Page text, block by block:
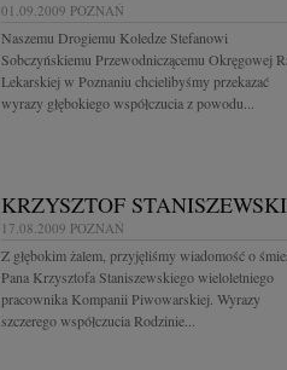
01.09.2009 POZNAŃ
Naszemu Drogiemu Koledze Stefanowi
Sobczyńskiemu Przewodniczącemu Okręgowej
Lekarskiej w Poznaniu chcielibyśmy przekazać
wyrazy głębokiego współczucia z powodu...
KRZYSZTOF STANISZEWSKI
17.08.2009 POZNAŃ
Z głębokim żalem, przyjęliśmy wiadomość o
Pana Krzysztofa Staniszewskiego wieloletniego
pracownika Kompanii Piwowarskiej. Wyrazy
szczerego współczucia Rodzinie...